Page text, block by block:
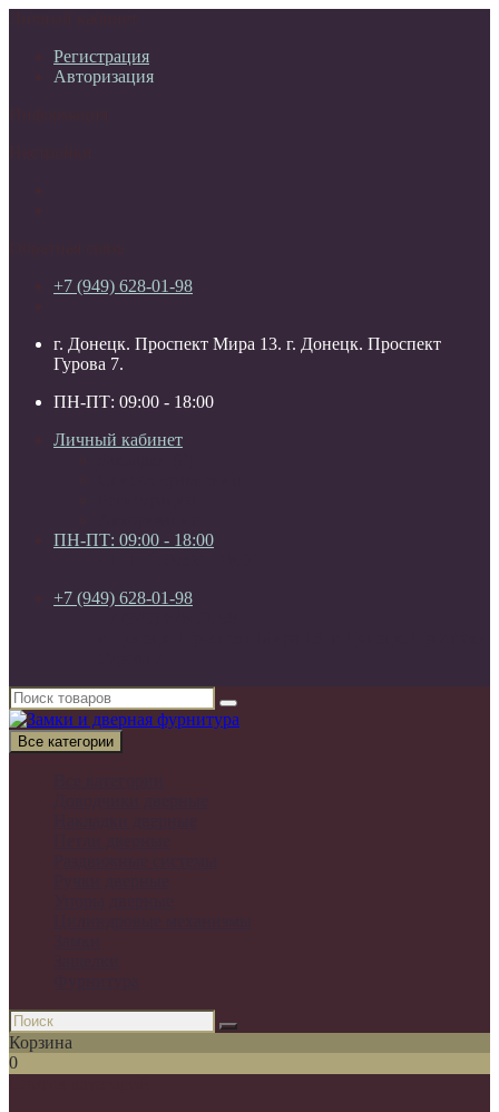
Регистрация
Авторизация
+7 (949) 628-01-98
г. Донецк. Проспект Мира 13. г. Донецк. Проспект
Гурова 7.
ПН-ПТ: 09:00 - 18:00
Личный кабинет
ПН-ПТ: 09:00 - 18:00
+7 (949) 628-01-98
Все категории
Корзина
0